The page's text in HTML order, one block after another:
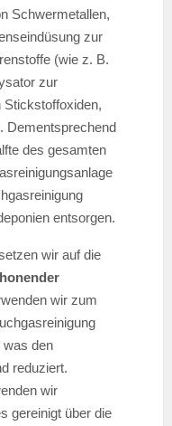
Schwermetallen,
zur
(wie z. B.
zur
Stickstoffoxiden,
Dementsprechend
des gesamten
entsorgen.
wir auf die
wir zum
was den
reduziert.
wir
gereinigt über die